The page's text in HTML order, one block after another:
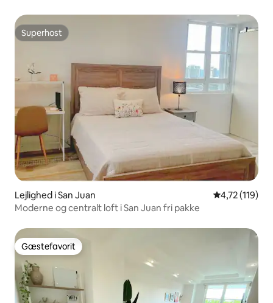
Superhost
Superhost
Lejlighed i San Juan 4,72 ud af 5 i
4,72 (119)
Moderne og centralt loft i San Juan fri pakke
Gæstefavorit
Gæstefavorit